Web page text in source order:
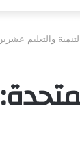
والتعليم